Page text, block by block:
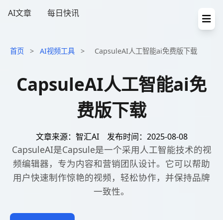
AI文章 每日快讯
首页 > AI视频工具 > CapsuleAI人工智能ai免费版下载
CapsuleAI人工智能ai免
费版下载
文章来源：智汇AI 发布时间：2025-08-08
CapsuleAI是Capsule是一个采用人工智能技术的视
频编辑器，专为内容和营销团队设计。它可以帮助
用户快速制作惊艳的视频，轻松协作，并保持品牌
一致性。